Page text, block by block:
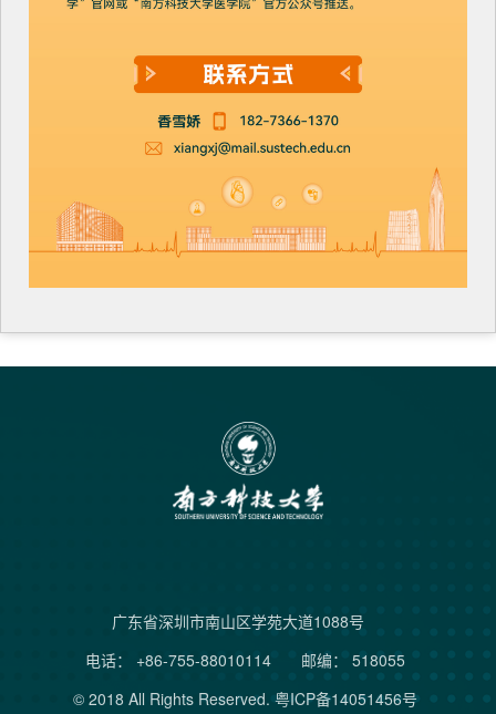
广东省深圳市南山区学苑大道1088号
电话： +86-755-88010114
邮编： 518055
© 2018 All Rights Reserved. 粤ICP备14051456号